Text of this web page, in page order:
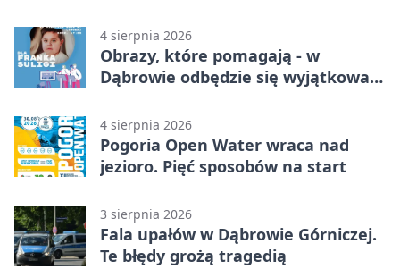
4 sierpnia 2026
Obrazy, które pomagają - w
Dąbrowie odbędzie się wyjątkowa
4 sierpnia 2026
Pogoria Open Water wraca nad
jezioro. Pięć sposobów na start
3 sierpnia 2026
Fala upałów w Dąbrowie Górniczej.
Te błędy grożą tragedią